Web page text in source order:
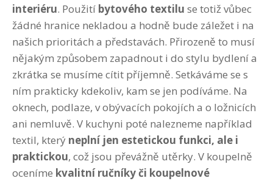
interiéru. Použití bytového textilu se totiž vůbec
žádné hranice nekladou a hodně bude záležet i na
našich prioritách a představách. Přirozeně to musí
nějakým způsobem zapadnout i do stylu bydlení a
zkrátka se musíme cítit příjemně. Setkáváme se s
ním prakticky kdekoliv, kam se jen podíváme. Na
oknech, podlaze, v obývacích pokojích a o ložnicích
ani nemluvě. V kuchyni poté nalezneme například
textil, který neplní jen estetickou funkci, ale i
praktickou, což jsou převážně utěrky. V koupelně
oceníme kvalitní ručníky či koupelnové